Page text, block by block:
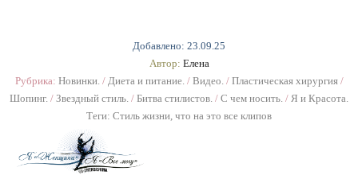
Добавлено: 23.09.25
Автор: Елена
Рубрика: Новинки. / Диета и питание. / Видео. / Пластическая хирургия/
Шопинг. / Звездный стиль. / Битва стилистов. / С чем носить. / Я и Красота.
Теги: Стиль жизни что на это все клипов